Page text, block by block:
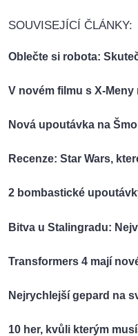
SOUVISEJÍCÍ ČLÁNKY:
Oblečte si robota:
V novém filmu s X-
Nová upoutávka na
Recenze: Star Wars,
2 bombastické
Bitva u Stalingradu:
Transformers 4 mají
Nejrychlejší gepard na
10 her, kvůli kterým